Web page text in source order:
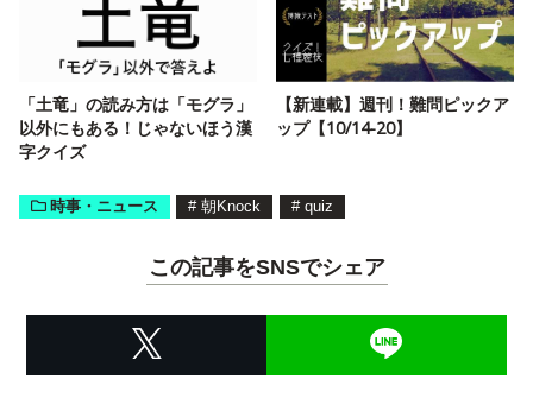
「土竜」の読み方は「モグラ」
以外にもある！じゃないほう漢
字クイズ
【新連載】週刊！難問ピックア
ップ【10/14-20】
時事・ニュース # 朝Knock # quiz
この記事をSNSでシェア